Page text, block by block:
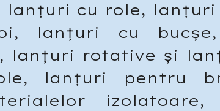
lanțuri cu role,
lanțuri cu
lanțuri rotative și
lanțuri pentru